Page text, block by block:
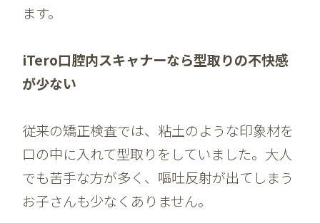
ます。
iTero口腔内スキャナーなら型取りの不快感
が少ない
従来の矯正検査では、粘土のような印象材を
口の中に入れて型取りをしていました。大人
でも苦手な方が多く、嘔吐反射が出てしまう
お子さんも少なくありません。